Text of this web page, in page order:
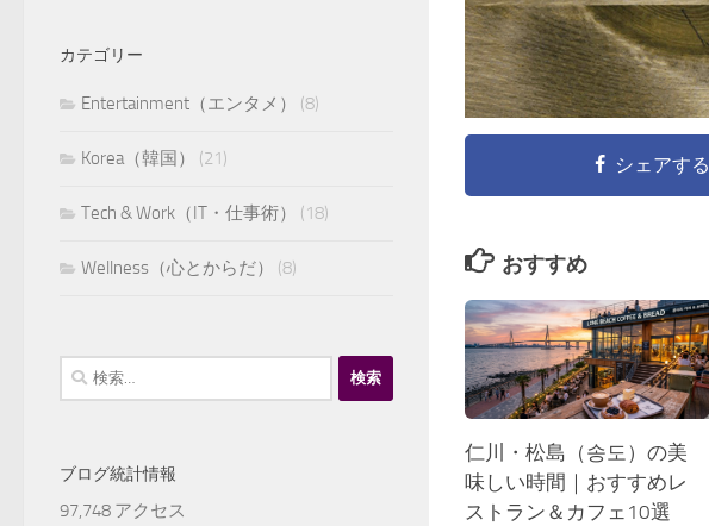
シェアする
おすすめ
仁川・松島（송도）の美
味しい時間｜おすすめレ
ストラン＆カフェ10選
カテゴリー
Entertainment（エンタメ） (8)
Korea（韓国） (21)
Tech & Work（IT・仕事術） (18)
Wellness（心とからだ） (8)
検
索:
ブログ統計情報
97,748 アクセス